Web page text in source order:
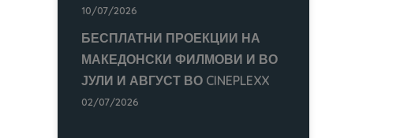
10/07/2026
БЕСПЛАТНИ ПРОЕКЦИИ НА
МАКЕДОНСКИ ФИЛМОВИ И ВО
ЈУЛИ И АВГУСТ ВО CINEPLEXX
02/07/2026